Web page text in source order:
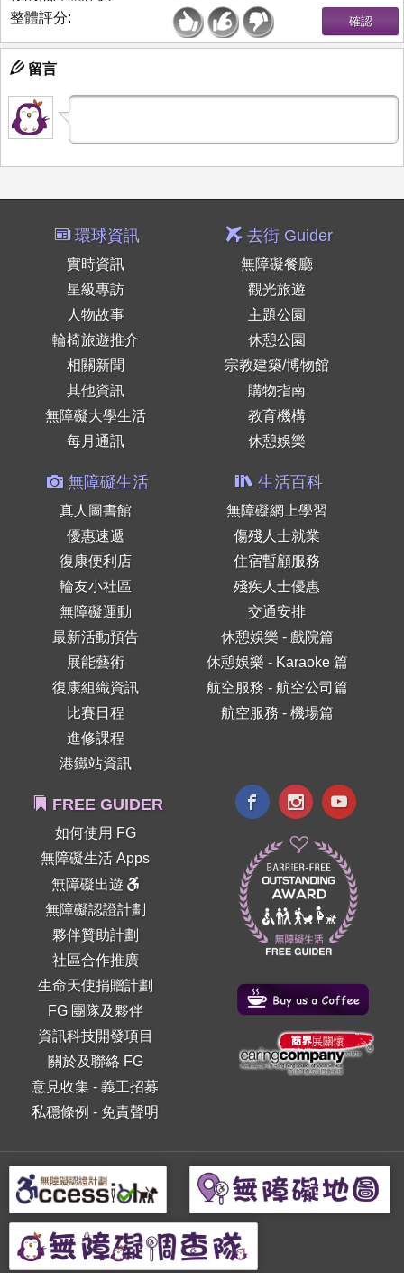
整體評分:
留言
環球資訊
實時資訊
星級專訪
人物故事
輪椅旅遊推介
相關新聞
其他資訊
無障礙大學生活
每月通訊
去街 Guider
無障礙餐廳
觀光旅遊
主題公園
休憩公園
宗教建築/博物館
購物指南
教育機構
休憩娛樂
無障礙生活
真人圖書館
優惠速遞
復康便利店
輪友小社區
無障礙運動
最新活動預告
展能藝術
復康組織資訊
比賽日程
進修課程
港鐵站資訊
生活百科
無障礙網上學習
傷殘人士就業
住宿暫顧服務
殘疾人士優惠
交通安排
休憩娛樂 - 戲院篇
休憩娛樂 - Karaoke 篇
航空服務 - 航空公司篇
航空服務 - 機場篇
FREE GUIDER
如何使用 FG
無障礙生活 Apps
無障礙出遊
無障礙認證計劃
夥伴贊助計劃
社區合作推廣
生命天使捐贈計劃
FG 團隊及夥伴
資訊科技開發項目
關於及聯絡 FG
意見收集 -義工招募
私穩條例 - 免責聲明